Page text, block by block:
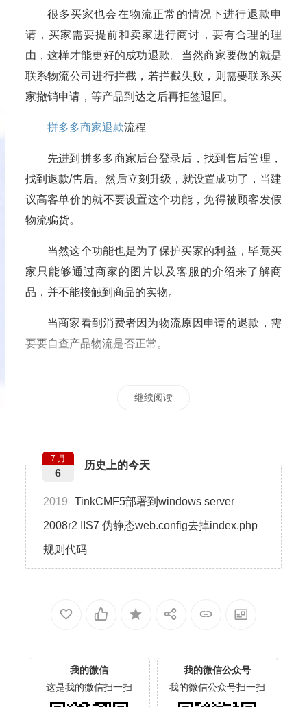
很多买家也会在物流正常的情况下进行退款申
请，买家需要提前和卖家进行商讨，要有合理的理
由，这样才能更好的成功退款。当然商家要做的就是
联系物流公司进行拦截，若拦截失败，则需要联系买
家撤销申请，等产品到达之后再拒签退回。
拼多多商家退款流程
先进到拼多多商家后台登录后，找到售后管理，
找到退款/售后。然后立刻升级，就设置成功了，当建
议高客单价的就不要设置这个功能，免得被顾客发假
物流骗货。
当然这个功能也是为了保护买家的利益，毕竟买
家只能够通过商家的图片以及客服的介绍来了解商
品，并不能接触到商品的实物。
当商家看到消费者因为物流原因申请的退款，需
要要自查产品物流是否正常。
继续阅读
历史上的今天
7 月
6
2019 TinkCMF5部署到windows server
2008r2 IIS7 伪静态web.config去掉index.php
规则代码
我的微信
这是我的微信扫一扫
我的微信公众号
我的微信公众号扫一扫